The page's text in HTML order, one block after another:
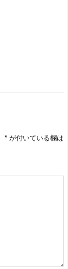
* が付いている欄は